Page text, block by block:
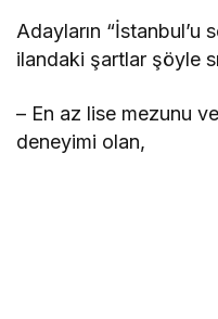
Adayların “İstanbul’u
ilandaki şartlar şöyle
– En az lise mezunu
deneyimi olan,